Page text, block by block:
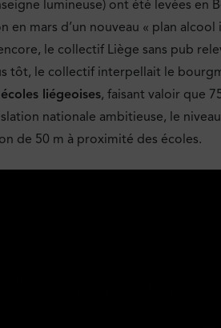
lumineuse) ont été levées
mars d’un nouveau « plan
le collectif Liège sans pub
tôt, le collectif interpellait le
liégeoises, faisant valoir que
nationale ambitieuse, le
de 50 m à proximité des écoles.